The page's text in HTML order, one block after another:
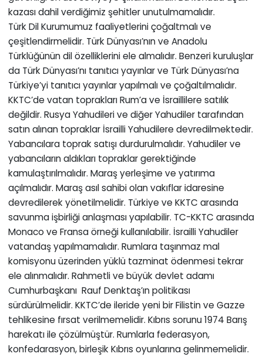
kazası dahil verdiğimiz şehitler unutulmamalıdır.
Türk Dil Kurumumuz faaliyetlerini çoğaltmalı ve
çeşitlendirmelidir. Türk Dünyası’nın ve Anadolu
Türklüğünün dil özelliklerini ele almalıdır. Benzeri kuruluşlar
da Türk Dünyası’nı tanıtıcı yayınlar ve Türk Dünyası’na
Türkiye’yi tanıtıcı yayınlar yapılmalı ve çoğaltılmalıdır.
KKTC’de vatan toprakları Rum’a ve İsraillilere satılık
değildir. Rusya Yahudileri ve diğer Yahudiler tarafından
satın alınan topraklar İsrailli Yahudilere devredilmektedir.
Yabancılara toprak satışı durdurulmalıdır. Yahudiler ve
yabancıların aldıkları topraklar gerektiğinde
kamulaştırılmalıdır. Maraş yerleşime ve yatırıma
açılmalıdır. Maraş asıl sahibi olan vakıflar idaresine
devredilerek yönetilmelidir. Türkiye ve KKTC arasında
savunma işbirliği anlaşması yapılabilir. TC-KKTC arasında
Monaco ve Fransa örneği kullanılabilir. İsrailli Yahudiler
vatandaş yapılmamalıdır. Rumlara taşınmaz mal
komisyonu üzerinden yüklü tazminat ödenmesi tekrar
ele alınmalıdır. Rahmetli ve büyük devlet adamı
Cumhurbaşkanı Rauf Denktaş’ın politikası
sürdürülmelidir. KKTC’de ileride yeni bir Filistin ve Gazze
tehlikesine fırsat verilmemelidir. Kıbrıs sorunu 1974 Barış
harekatı ile çözülmüştür. Rumlarla federasyon,
konfedarasyon, birleşik Kıbrıs oyunlarına gelinmemelidir.